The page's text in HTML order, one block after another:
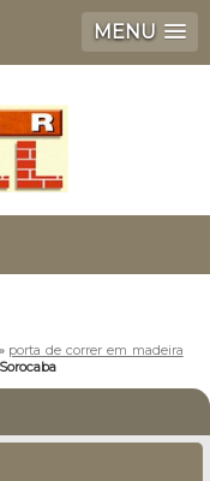
MENU
» porta de correr em madeira